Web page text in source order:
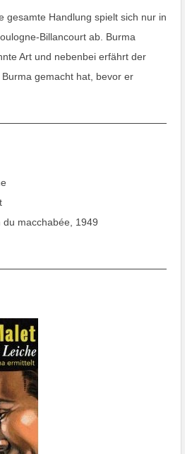
gesamte Handlung spielt sich nur in
Billancourt ab. Burma
Art und nebenbei erfährt der
gemacht hat, bevor er
macchabée, 1949